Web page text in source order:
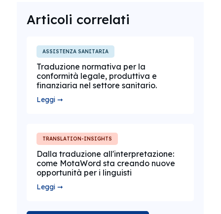
Articoli correlati
ASSISTENZA SANITARIA
Traduzione normativa per la
conformità legale, produttiva e
finanziaria nel settore sanitario.
Leggi ➞
TRANSLATION-INSIGHTS
Dalla traduzione all'interpretazione:
come MotaWord sta creando nuove
opportunità per i linguisti
Leggi ➞